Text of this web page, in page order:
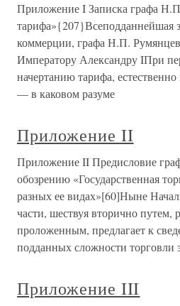
Приложение I Записка графа
тарифа»{207}Всеподданнейшая
коммерции, графа Н.П.
Императору Александру IПри
начертанию тарифа, естественно
— в каковом разуме
Приложение II
Приложение II Предисловие
обозрению «Государственная
разных ее видах»[60]Ныне
части, шествуя вторично путем,
проложенным, предлагает к
подданных сложности торговли
Приложение III